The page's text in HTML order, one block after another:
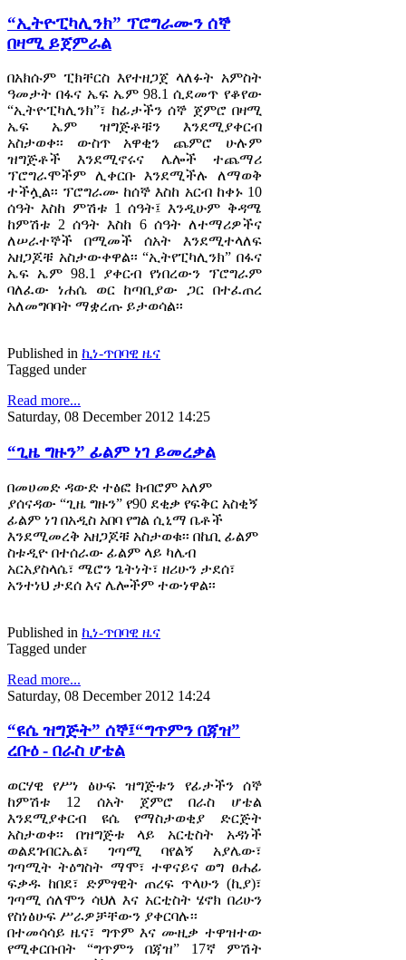
“ኢትዮፒካሊንክ” ፕሮግራሙን ሰኞ
በዛሚ ይጀምራል
በአክሱም ፒክቸርስ እየተዘጋጀ ላለፉት አምስት
ዓመታት በፋና ኤፍ ኤም 98.1 ሲደመጥ የቆየው
“ኢትዮፒካሊንክ”፣ ከፊታችን ሰኞ ጀምሮ በዛሚ
ኤፍ ኤም ዝግጅቶቹን እንደሚያቀርብ
አስታወቀ፡፡ ውስጥ አዋቂን ጨምሮ ሁሉም
ዝግጅቶች እንደሚኖሩና ሌሎች ተጨማሪ
ፕሮግራሞችም ሊቀርቡ እንደሚችሉ ለማወቅ
ተችሏል፡፡ ፕሮግራሙ ከሰኞ እስከ አርብ ከቀኑ 10
ሰዓት እስከ ምሽቱ 1 ሰዓት፤ እንዲሁም ቅዳሜ
ከምሽቱ 2 ሰዓት እስከ 6 ሰዓት ለተማሪዎችና
ለሠራተኞች በሚመች ሰአት እንደሚተላለፍ
አዘጋጆቹ አስታውቀዋል፡፡ “ኢትየፒካሊንክ” በፋና
ኤፍ ኤም 98.1 ያቀርብ የነበረውን ፕሮግራም
ባለፈው ነሐሴ ወር ከጣቢያው ጋር በተፈጠረ
አለመግባባት ማቋረጡ ይታወሳል፡፡
Published in ኪነ-ጥበባዊ ዜና
Tagged under
Read more...
Saturday, 08 December 2012 14:25
“ጊዜ ግዙን” ፊልም ነገ ይመረቃል
በመሀመድ ዳውድ ተፅፎ ክብሮም አለም
ያሰናዳው “ጊዜ ግዙን” የ90 ደቂቃ የፍቅር አስቂኝ
ፊልም ነገ በአዲስ አበባ የግል ሲኒማ ቤቶች
እንደሚመረቅ አዘጋጆቹ አስታወቁ፡፡ በኬቢ ፊልም
ስቱዲዮ በተሰራው ፊልም ላይ ካሌብ
አርአያስላሴ፣ ሜሮን ጌትነት፣ ዘሪሁን ታደሰ፣
አንተነህ ታደሰ እና ሌሎችም ተውነዋል፡፡
Published in ኪነ-ጥበባዊ ዜና
Tagged under
Read more...
Saturday, 08 December 2012 14:24
“ዩሴ ዝግጅት” ሰኞ፤“ግጥምን በጃዝ”
ረቡዕ - በራስ ሆቴል
ወርሃዊ የሥነ ፅሁፍ ዝግጅቱን የፊታችን ሰኞ
ከምሽቱ 12 ሰአት ጀምሮ በራስ ሆቴል
እንደሚያቀርብ ዩሴ የማስታወቂያ ድርጅት
አስታወቀ፡፡ በዝግጅቱ ላይ አርቲስት አዳነች
ወልደገብርኤል፣ ገጣሚ ባየልኝ አያሌው፣
ገጣሚት ትዕግስት ማሞ፣ ተዋናይና ወግ ፀሐፊ
ፍቃዱ ከበደ፣ ድምፃዊት ጠረፍ ጥላሁን (ኪያ)፣
ገጣሚ ሰለሞን ሳህለ እና አርቲስት ሄኖክ በሪሁን
የስነፅሁፍ ሥራዎቻቸውን ያቀርባሉ፡፡
በተመሳሳይ ዜና፣ ግጥም እና ሙዚቃ ተዋዝተው
የሚቀርቡበት “ግጥምን በጃዝ” 17ኛ ምሽት